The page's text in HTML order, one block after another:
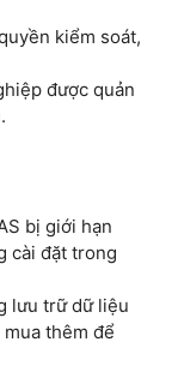
kiểm soát,
được quản
bị giới hạn
cài đặt trong
lưu trữ dữ liệu
thêm để